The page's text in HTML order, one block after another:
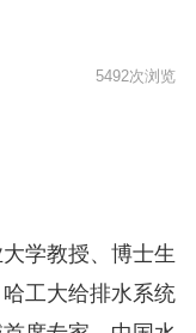
5492次浏览
学教授、博士生
工大给排水系统